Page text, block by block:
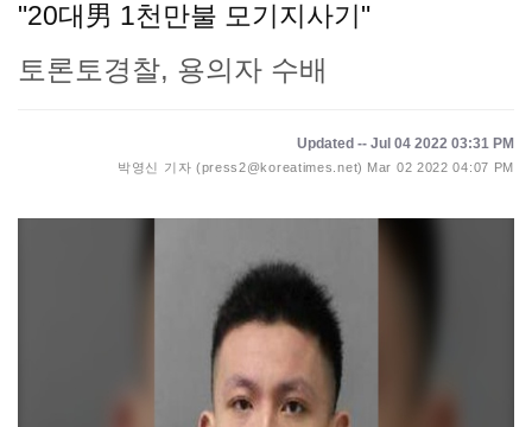
"20대男 1천만불 모기지사기"
토론토경찰, 용의자 수배
Updated -- Jul 04 2022 03:31 PM
박영신 기자 (press2@koreatimes.net) Mar 02 2022 04:07 PM